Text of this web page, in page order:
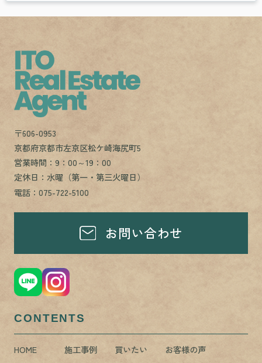
〒606-0953
京都府京都市左京区松ケ崎海尻町5
営業時間：9：00～19：00
定休日：水曜（第一・第三火曜日）
電話：075-722-5100
お問い合わせ
CONTENTS
HOME 施工事例 買いたい
お客様の声